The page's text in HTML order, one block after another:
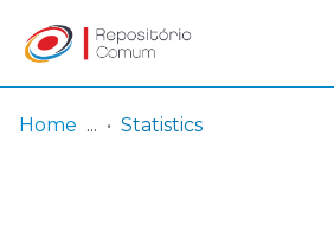
Log
In
(current)
Home Statistics